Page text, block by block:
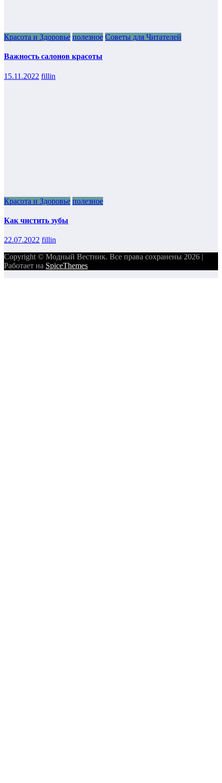
Красота и Здоровье полезное Советы для Читателей
Важность салонов красоты
15.11.2022 fillin
Красота и Здоровье полезное
Как чистить зубы
22.07.2022 fillin
Copyright © Модный Вестник. Все права сохранены 2026 |
Работает на SpiceThemes